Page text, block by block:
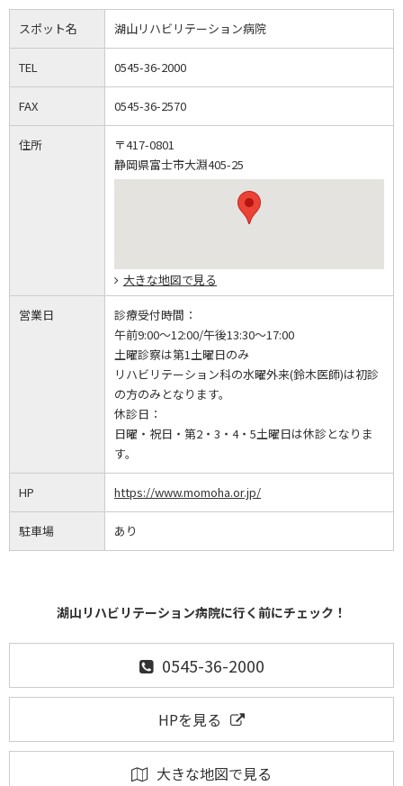
スポット名 湖山リハビリテーション病院
TEL 0545-36-2000
FAX 0545-36-2570
住所
〒417-0801
静岡県富士市大淵405-25
大きな地図で見る
営業日
診療受付時間：
午前9:00～12:00/午後13:30～17:00
土曜診察は第1土曜日のみ
リハビリテーション科の水曜外来(鈴木医師)は初診
の方のみとなります。
休診日：
日曜・祝日・第2・3・4・5土曜日は休診となりま
す。
HP https://www.momoha.or.jp/
駐車場 あり
湖山リハビリテーション病院に行く前にチェック！
0545-36-2000
HPを見る
大きな地図で見る